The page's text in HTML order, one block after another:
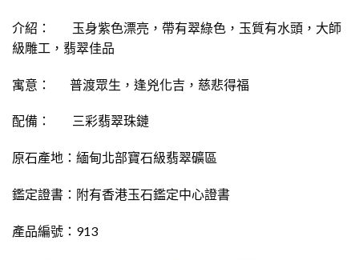
介紹： 玉身紫色漂亮，帶有翠綠色，玉質有水頭，大師
級雕工，翡翠佳品
寓意： 普渡眾生，逢兇化吉，慈悲得福
配備： 三彩翡翠珠鏈
原石產地：緬甸北部寶石級翡翠礦區
鑑定證書：附有香港玉石鑑定中心證書
產品編號：913